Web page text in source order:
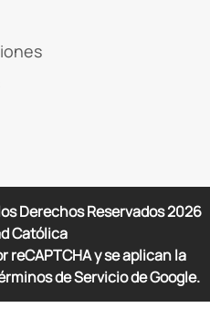
Derechos Reservados2026
Católica
reCAPTCHA y se aplican la
de Servicio de Google.